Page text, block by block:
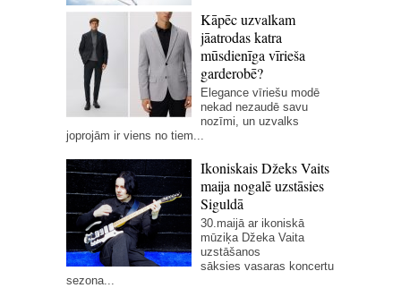
Kāpēc uzvalkam
jāatrodas katra
mūsdienīga vīrieša
garderobē?
Elegance vīriešu modē
nekad nezaudē savu
nozīmi, un uzvalks
joprojām ir viens no tiem...
Ikoniskais Džeks Vaits
maija nogalē uzstāsies
Siguldā
30.maijā ar ikoniskā
mūziķa Džeka Vaita
uzstāšanos
sāksies vasaras koncertu
sezona...